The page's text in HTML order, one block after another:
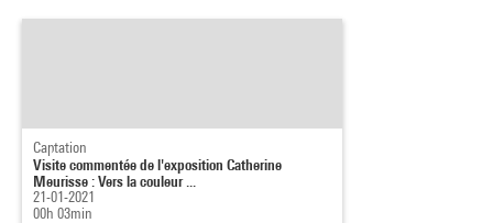
Captation
Visite commentée de l'exposition Catherine
Meurisse : Vers la couleur ...
21-01-2021
00h 03min